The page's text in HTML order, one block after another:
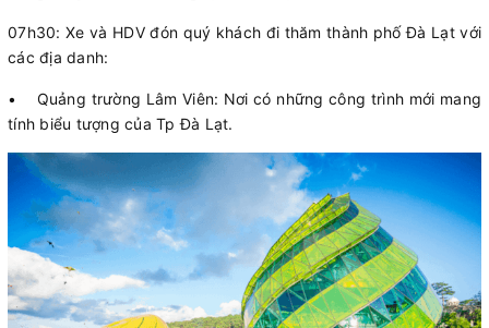
07h30: Xe và HDV đón quý khách đi thăm thành phố Đà Lạt với
các địa danh:
• Quảng trường Lâm Viên: Nơi có những công trình mới mang
tính biểu tượng của Tp Đà Lạt.